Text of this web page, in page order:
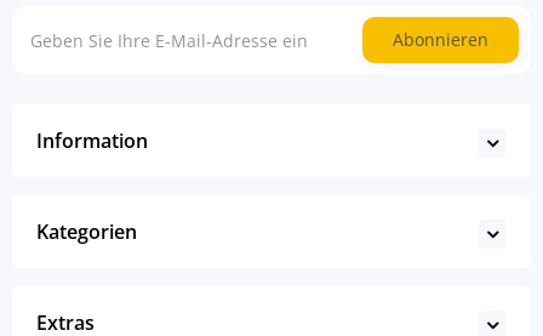
Abonnieren
Information
Kategorien
Extras